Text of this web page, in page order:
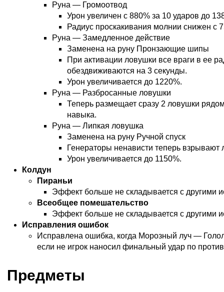
Руна — Громоотвод
Урон увеличен с 880% за 10 ударов до
Радиус проскакивания молнии снижен с
Руна — Замедленное действие
Заменена на руну Пронзающие шипы
При активации ловушки все враги в ее
обездвиживаются на 3 секунды.
Урон увеличивается до 1220%.
Руна — Разбросанные ловушки
Теперь размещает сразу 2 ловушки
навыка.
Руна — Липкая ловушка
Заменена на руну Ручной спуск
Генераторы ненависти теперь взрывают
Урон увеличивается до 1150%.
Колдун
Пираньи
Эффект больше не складывается с другими
Всеобщее помешательство
Эффект больше не складывается с другими
Исправления ошибок
Исправлена ошибка, когда Морозный луч —
если не игрок наносил финальный удар по
Предметы